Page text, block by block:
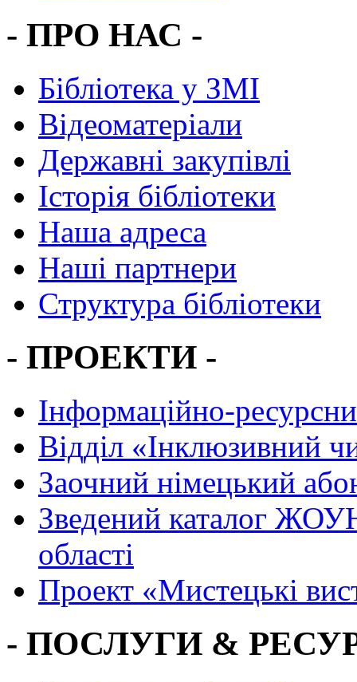
- ПРО НАС -
Бібліотека у ЗМІ
Відеоматеріали
Державні закупівлі
Історія бібліотеки
Наша адреса
Наші партнери
Структура бібліотеки
- ПРОЕКТИ -
Інформаційно-
Вiддiл «Інклюзивний
Заочний німецький
Зведений каталог
області
Проект «Мистецькі
- ПОСЛУГИ &